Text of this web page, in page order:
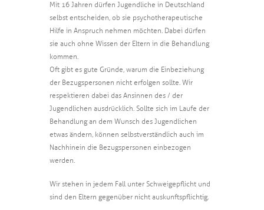
Mit 16 Jahren dürfen Jugendliche in Deutschland
selbst entscheiden, ob sie psychotherapeutische
Hilfe in Anspruch nehmen möchten. Dabei dürfen
sie auch ohne Wissen der Eltern in die Behandlung
kommen.
Oft gibt es gute Gründe, warum die Einbeziehung
der Bezugspersonen nicht erfolgen sollte. Wir
respektieren dabei das Ansinnen des / der
Jugendlichen ausdrücklich. Sollte sich im Laufe der
Behandlung an dem Wunsch des Jugendlichen
etwas ändern, können selbstverständlich auch im
Nachhinein die Bezugspersonen einbezogen
werden.
Wir stehen in jedem Fall unter Schweigepflicht und
sind den Eltern gegenüber nicht auskunftspflichtig.